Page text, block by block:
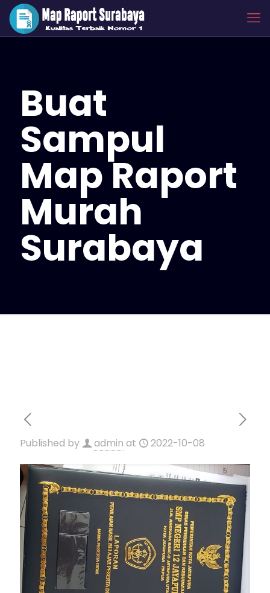
Buat
Sampul
Map Raport
Murah
Surabaya
Published by admin at 2022-10-08